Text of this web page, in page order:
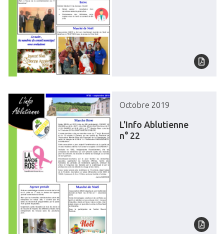
Octobre 2019
L'Info Ablutienne
n° 22